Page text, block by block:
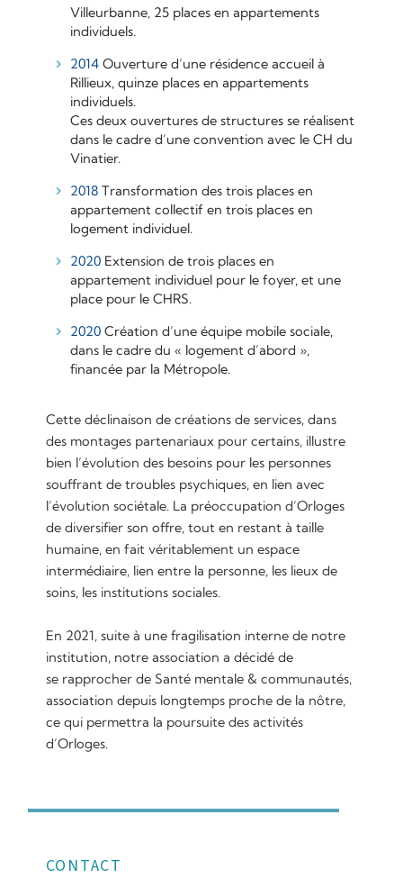
Villeurbanne, 25 places en appartements
individuels.
2014Ouverture d’une résidence accueil à
Rillieux, quinze places en appartements
individuels.
Ces deux ouvertures de structures se réalisent
dans le cadre d’une convention avec le CH du
Vinatier.
2018Transformation des trois places en
appartement collectif en trois places en
logement individuel.
2020Extension de trois places en
appartement individuel pour le foyer, et une
place pour le CHRS.
2020Création d’une équipe mobile sociale,
dans le cadre du « logement d’abord »,
financée par la Métropole.
Cette déclinaison de créations de services, dans
des montages partenariaux pour certains, illustre
bien l’évolution des besoins pour les personnes
souffrant de troubles psychiques, en lien avec
l’évolution sociétale. La préoccupation d’Orloges
de diversifier son offre, tout en restant à taille
humaine, en fait véritablement un espace
intermédiaire, lien entre la personne, les lieux de
soins, les institutions sociales.
En 2021, suite à une fragilisation interne de notre
institution, notre association a décidé de
se rapprocher de Santé mentale & communautés,
association depuis longtemps proche de la nôtre,
ce qui permettra la poursuite des activités
d’Orloges.
CONTACT